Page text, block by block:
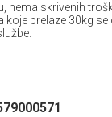
nema skrivenih
koje prelaze 30kg